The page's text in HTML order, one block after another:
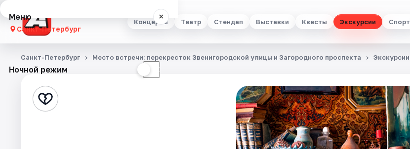
Концерты Театр Стендап Выставки Квесты Экскурсии Спорт
Меню ×
Санкт-Петербург
Концерты
Стендап
Ночной режим ☾
Санкт-Петербург Место встречи: перекресток Звенигородской улицы и Загородного проспекта Экскурсии